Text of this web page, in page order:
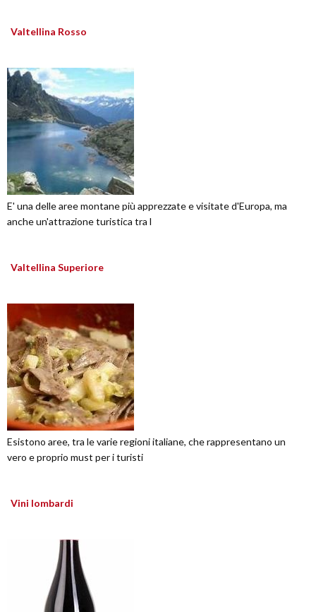
Valtellina Rosso
E' una delle aree montane più apprezzate e visitate d'Europa, ma
anche un'attrazione turistica tra l
Valtellina Superiore
Esistono aree, tra le varie regioni italiane, che rappresentano un
vero e proprio must per i turisti
Vini lombardi